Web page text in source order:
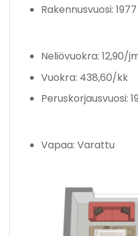
Rakennusvuosi: 1977
Neliövuokra: 12,90/
Vuokra: 438,60/kk
Peruskorjausvuosi:
Vapaa: Varattu